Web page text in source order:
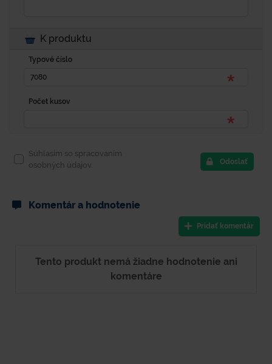
K produktu
Typové číslo
Počet kusov
Súhlasím so spracovaním
osobných údajov.
Odoslať
Komentár a hodnotenie
Pridať komentár
Tento produkt nemá žiadne hodnotenie ani
komentáre